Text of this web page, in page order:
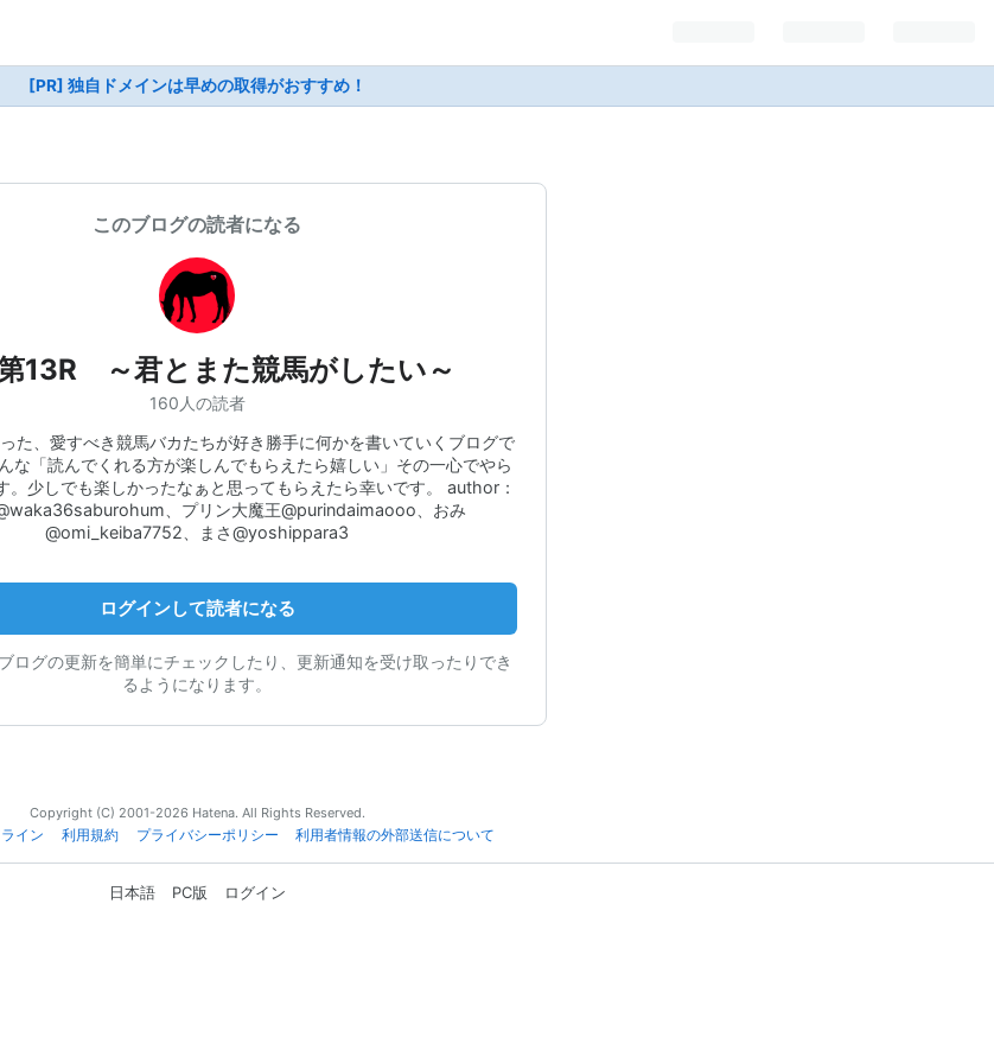
[PR] 独自ドメインは早めの取得がおすすめ！
このブログの読者になる
13R ～君とまた競馬がしたい～
160人の読者
た、愛すべき競馬バカたちが好き勝手に何かを書いていくブログで
な「読んでくれる方が楽しんでもらえたら嬉しい」その一心でやら
。少しでも楽しかったなぁと思ってもらえたら幸いです。 author：
、プリン大魔王@purindaimaooo、おみ
@omi_keiba7752、まさ@yoshippara3
ログインして読者になる
ログの更新を簡単にチェックしたり、更新通知を受け取ったりでき
るようになります。
Copyright (C) 2001-2026 Hatena. All Rights Reserved.
イン 利用規約 プライバシーポリシー 利用者情報の外部送信について
日本語 PC版 ログイン